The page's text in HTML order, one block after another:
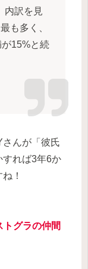
内訳を見
も多く、
15%と続
んが「彼氏
すれば3年6か
！
トグラの仲間